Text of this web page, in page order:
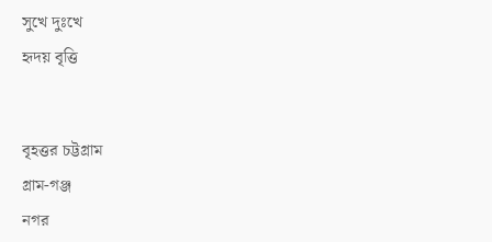
সুখে দুঃখে
হৃদয় বৃত্তি
বৃহত্তর চট্টগ্রাম
গ্রাম-গঞ্জ
নগর